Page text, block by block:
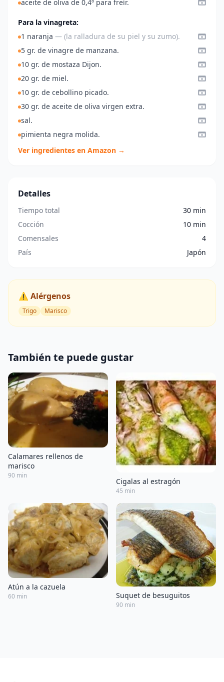
aceite de oliva de 0,4º para freír.
Para la vinagreta:
1 naranja — (la ralladura de su piel y su zumo).
5 gr. de vinagre de manzana.
10 gr. de mostaza Dijon.
20 gr. de miel.
10 gr. de cebollino picado.
30 gr. de aceite de oliva virgen extra.
sal.
pimienta negra molida.
Ver ingredientes en Amazon →
Detalles
Tiempo total
30 min
Cocción
10 min
Comensales
4
País
Japón
⚠️ Alérgenos
Trigo Marisco
También te puede gustar
Calamares rellenos de
marisco
90 min
Cigalas al estragón
45 min
Atún a la cazuela
60 min Suquet de besuguitos
90 min